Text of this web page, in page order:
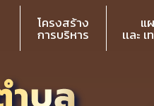
โครงสร้าง
การบริหาร
แ
เเละ